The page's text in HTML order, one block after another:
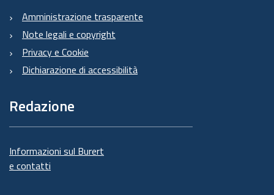
Amministrazione trasparente
Note legali e copyright
Privacy e Cookie
Dichiarazione di accessibilità
Redazione
Informazioni sul Burert
e contatti